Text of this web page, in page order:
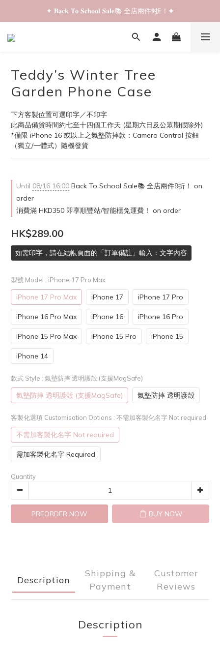
✦ 𝐁𝐚𝐜𝐤 𝐓𝐨 𝐒𝐜𝐡𝐨𝐨𝐥 𝐒𝐚𝐥𝐞📚 全店兩件𝟗折！✦
✦ 𝐁𝐚𝐜𝐤 𝐓𝐨 𝐒𝐜𝐡𝐨𝐨𝐥 𝐒𝐚𝐥𝐞📚 全店兩件𝟗折！✦
✦ 全店購物滿 𝐇𝐊𝐃𝟑𝟓𝟎 即享順豐站/智能櫃免運費！✦
Teddy’s Winter Tree
Garden Phone Case
下方客製位置可選印字／不印字
此商品備貨時間約七至十四個工作天 (星期六日及公眾期假除外)
*僅限 iPhone 16 或以上之氣墊防摔款：Camera Control 按鈕
（獨立/一體式）隨機發貨
Until 08/16 16:00 Back To School Sale📚 全店兩件9折！ on
order
消費滿 HKD350 即享順豐站/智能櫃免運費！ on order
HK$289.00
如需印字，請在結帳頁面的「訂單備註」輸入：文字內容
型號 Model : iPhone 17 Pro Max
iPhone 17 Pro Max iPhone 17 iPhone 17 Pro
iPhone 16 Pro Max iPhone 16 iPhone 16 Pro
iPhone 15 Pro Max iPhone 15 Pro iPhone 15
iPhone 14
款式 Style : 氣墊防摔 透明護殻 (支援MagSafe)
氣墊防摔 透明護殻 (支援MagSafe) 氣墊防摔 透明護殻
客製化選項 Customisation Options : 不需加客製化名字 Not required
不需加客製化名字 Not required
需加客製化名字 Required
Quantity
PREORDER NOW BUY NOW
Description
Shipping &
Payment
Customer
Reviews
Description